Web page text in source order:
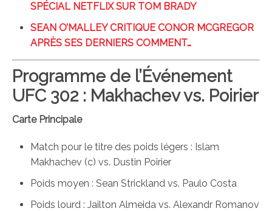
SPÉCIAL NETFLIX SUR TOM BRADY
SEAN O’MALLEY CRITIQUE CONOR MCGREGOR
APRÈS SES DERNIERS COMMENT…
Programme de l’Événement
UFC 302 : Makhachev vs. Poirier
Carte Principale
Match pour le titre des poids légers : Islam
Makhachev (c) vs. Dustin Poirier
Poids moyen : Sean Strickland vs. Paulo Costa
Poids lourd : Jailton Almeida vs. Alexandr Romanov